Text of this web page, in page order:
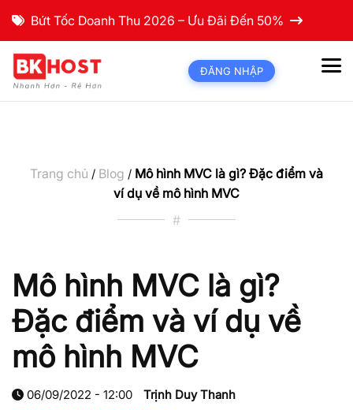
Bứt Tốc Doanh Thu 2026 – Ưu Đãi Đến 50%
ĐĂNG NHẬP
Trang chủ / Blog / Mô hình MVC là gì? Đặc điểm và
ví dụ về mô hình MVC
#
Mô hình MVC là gì?
Đặc điểm và ví dụ về
mô hình MVC
06/09/2022 - 12:00
Trịnh Duy Thanh